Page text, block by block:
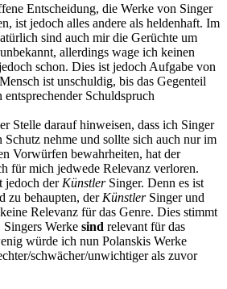
Entscheidung, die Werke von Singer
ist jedoch alles andere als heldenhaft. Im
sind auch mir die Gerüchte um
allerdings wage ich keinen
schon. Dies ist jedoch Aufgabe von
ist unschuldig, bis das Gegenteil
entsprechender Schuldspruch
Stelle darauf hinweisen, dass ich Singer
nehme und sollte sich auch nur im
Vorwürfen bewahrheiten, hat der
für mich jedwede Relevanz verloren.
jedoch der KünstlerSinger. Denn es ist
zu behaupten, der KünstlerSinger und
Relevanz für das Genre. Dies stimmt
Werke sind relevant für das
würde ich nun Polanskis Werke
schwächer/unwichtiger als zuvor